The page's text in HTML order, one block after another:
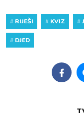
# RIJEŠI # KVIZ #
# DJED